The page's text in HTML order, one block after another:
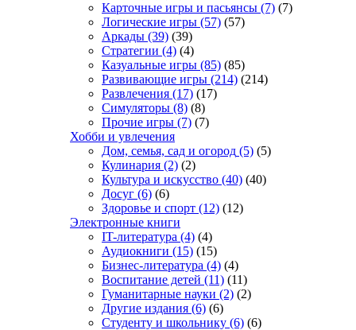
Карточные игры и пасьянсы (7) (7)
Логические игры (57) (57)
Аркады (39) (39)
Стратегии (4) (4)
Казуальные игры (85) (85)
Развивающие игры (214) (214)
Развлечения (17) (17)
Симуляторы (8) (8)
Прочие игры (7) (7)
Хобби и увлечения
Дом, семья, сад и огород (5) (5)
Кулинария (2) (2)
Культура и искусство (40) (40)
Досуг (6) (6)
Здоровье и спорт (12) (12)
Электронные книги
IT-литература (4) (4)
Аудиокниги (15) (15)
Бизнес-литература (4) (4)
Воспитание детей (11) (11)
Гуманитарные науки (2) (2)
Другие издания (6) (6)
Студенту и школьнику (6) (6)